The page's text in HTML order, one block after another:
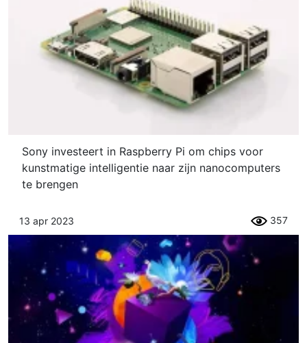
Sony investeert in Raspberry Pi om chips voor
kunstmatige intelligentie naar zijn nanocomputers
te brengen
13 apr 2023 357